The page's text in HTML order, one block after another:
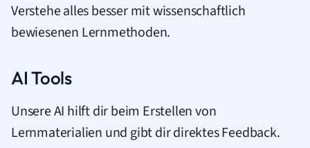
Verstehe alles besser mit wissenschaftlich
bewiesenen Lernmethoden.
AI Tools
Unsere AI hilft dir beim Erstellen von
Lernmaterialien und gibt dir direktes Feedback.